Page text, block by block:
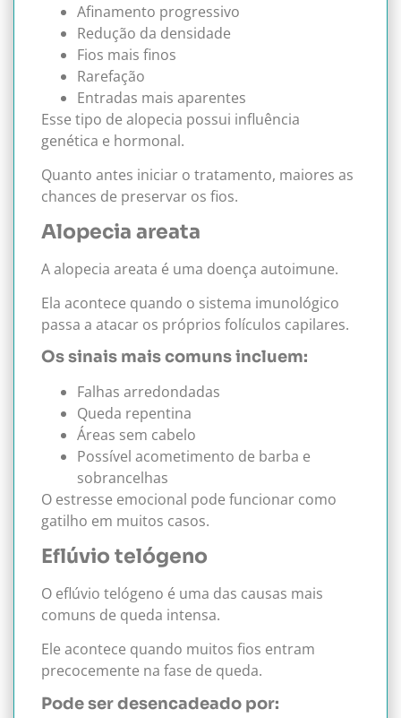
Afinamento progressivo
Redução da densidade
Fios mais finos
Rarefação
Entradas mais aparentes
Esse tipo de alopecia possui influência
genética e hormonal.
Quanto antes iniciar o tratamento, maiores as
chances de preservar os fios.
Alopecia areata
A alopecia areata é uma doença autoimune.
Ela acontece quando o sistema imunológico
passa a atacar os próprios folículos capilares.
Os sinais mais comuns incluem:
Falhas arredondadas
Queda repentina
Áreas sem cabelo
Possível acometimento de barba e
sobrancelhas
O estresse emocional pode funcionar como
gatilho em muitos casos.
Eflúvio telógeno
O eflúvio telógeno é uma das causas mais
comuns de queda intensa.
Ele acontece quando muitos fios entram
precocemente na fase de queda.
Pode ser desencadeado por: